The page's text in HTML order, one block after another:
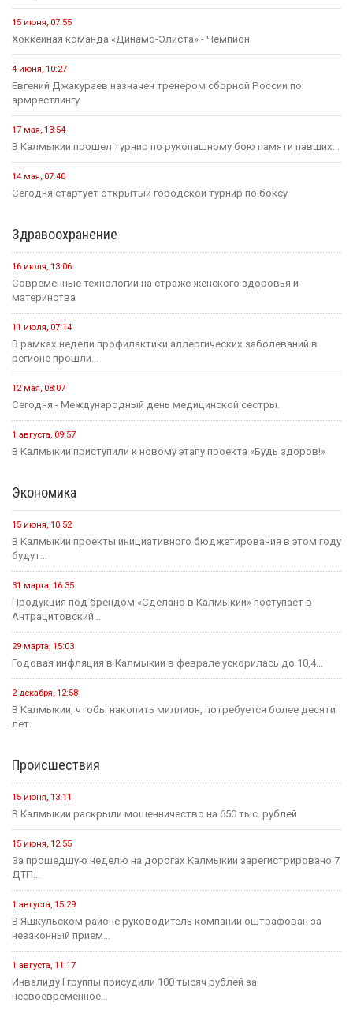
15 июня, 07:55
Хоккейная команда «Динамо-Элиста» - Чемпион
4 июня, 10:27
Евгений Джакураев назначен тренером сборной России по
армрестлингу
17 мая, 13:54
В Калмыкии прошел турнир по рукопашному бою памяти павших...
14 мая, 07:40
Сегодня стартует открытый городской турнир по боксу
Здравоохранение
16 июля, 13:06
Современные технологии на страже женского здоровья и
материнства
11 июля, 07:14
В рамках недели профилактики аллергических заболеваний в
регионе прошли...
12 мая, 08:07
Сегодня - Международный день медицинской сестры.
1 августа, 09:57
В Калмыкии приступили к новому этапу проекта «Будь здоров!»
Экономика
15 июня, 10:52
В Калмыкии проекты инициативного бюджетирования в этом году
будут...
31 марта, 16:35
Продукция под брендом «Сделано в Калмыкии» поступает в
Антрацитовский...
29 марта, 15:03
Годовая инфляция в Калмыкии в феврале ускорилась до 10,4...
2 декабря, 12:58
В Калмыкии, чтобы накопить миллион, потребуется более десяти
лет.
Происшествия
15 июня, 13:11
В Калмыкии раскрыли мошенничество на 650 тыс. рублей
15 июня, 12:55
За прошедшую неделю на дорогах Калмыкии зарегистрировано 7
ДТП...
1 августа, 15:29
В Яшкульском районе руководитель компании оштрафован за
незаконный прием...
1 августа, 11:17
Инвалиду I группы присудили 100 тысяч рублей за
несвоевременное...